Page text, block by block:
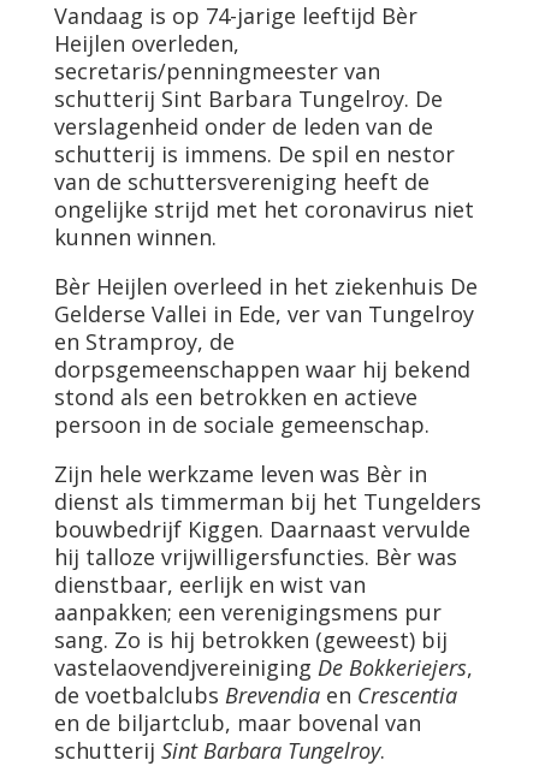
Vandaag is op 74-jarige leeftijd Bèr
Heijlen overleden,
secretaris/penningmeester van
schutterij Sint Barbara Tungelroy. De
verslagenheid onder de leden van de
schutterij is immens. De spil en nestor
van de schuttersvereniging heeft de
ongelijke strijd met het coronavirus niet
kunnen winnen.
Bèr Heijlen overleed in het ziekenhuis De
Gelderse Vallei in Ede, ver van Tungelroy
en Stramproy, de
dorpsgemeenschappen waar hij bekend
stond als een betrokken en actieve
persoon in de sociale gemeenschap.
Zijn hele werkzame leven was Bèr in
dienst als timmerman bij het Tungelders
bouwbedrijf Kiggen. Daarnaast vervulde
hij talloze vrijwilligersfuncties. Bèr was
dienstbaar, eerlijk en wist van
aanpakken; een verenigingsmens pur
sang. Zo is hij betrokken (geweest) bij
vastelaovendjvereiniging De Bokkeriejers,
de voetbalclubs Brevendiaen Crescentia
en de biljartclub, maar bovenal van
schutterij Sint Barbara Tungelroy.